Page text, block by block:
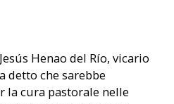
Henao del Río, vicario
detto che sarebbe
la cura pastorale nelle